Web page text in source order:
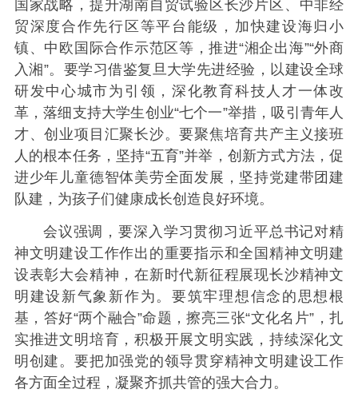
国家战略，提升湖南自贸试验区长沙片区、中非经
贸深度合作先行区等平台能级，加快建设海归小
镇、中欧国际合作示范区等，推进“湘企出海”“外商
入湘”。要学习借鉴复旦大学先进经验，以建设全球
研发中心城市为引领，深化教育科技人才一体改
革，落细支持大学生创业“七个一”举措，吸引青年人
才、创业项目汇聚长沙。要聚焦培育共产主义接班
人的根本任务，坚持“五育”并举，创新方式方法，促
进少年儿童德智体美劳全面发展，坚持党建带团建
队建，为孩子们健康成长创造良好环境。
会议强调，要深入学习贯彻习近平总书记对精
神文明建设工作作出的重要指示和全国精神文明建
设表彰大会精神，在新时代新征程展现长沙精神文
明建设新气象新作为。要筑牢理想信念的思想根
基，答好“两个融合”命题，擦亮三张“文化名片”，扎
实推进文明培育，积极开展文明实践，持续深化文
明创建。要把加强党的领导贯穿精神文明建设工作
各方面全过程，凝聚齐抓共管的强大合力。